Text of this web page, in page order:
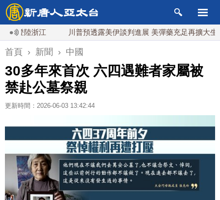
陸浙江 川普預透露美伊談判進展 美彈藥充足再擴大生產
首頁 › 新聞 › 中國
30多年來首次 六四遇難者家屬被
禁赴公墓祭親
更新時間：2026-06-03 13:42:44